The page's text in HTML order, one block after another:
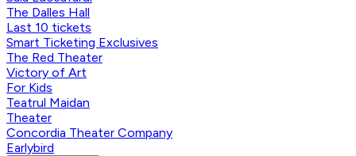
The Dalles Hall
Last 10 tickets
Smart Ticketing Exclusives
The Red Theater
Victory of Art
For Kids
Teatrul Maidan
Theater
Concordia Theater Company
Earlybird